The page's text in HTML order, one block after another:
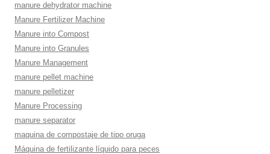
manure dehydrator machine
Manure Fertilizer Machine
Manure into Compost
Manure into Granules
Manure Management
manure pellet machine
manure pelletizer
Manure Processing
manure separator
maquina de compostaje de tipo oruga
Máquina de fertilizante líquido para peces